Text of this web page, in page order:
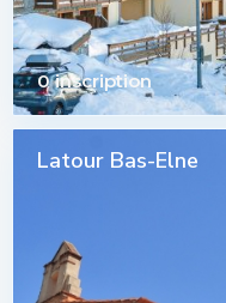
0 inscription
Latour Bas-Elne